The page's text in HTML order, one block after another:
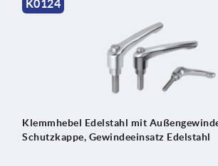
K0124
Klemmhebel Edelstahl mit
Schutzkappe, Gewindeeinsatz Edelstahl